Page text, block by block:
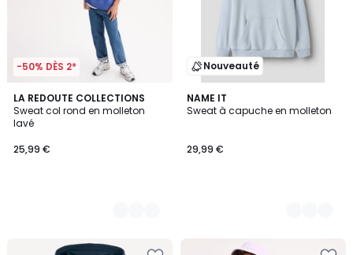
-50% DÈS 2*
LA REDOUTE COLLECTIONS
Sweat col rond en molleton
lavé
25,99 €
2
Couleurs
Nouveauté
NAME IT
Sweat à capuche en molleton
29,99 €
2
Couleurs